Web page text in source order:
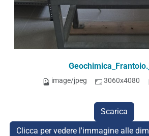
image/jpeg 3060x4080
Scarica
Clicca per vedere l'immagine alle